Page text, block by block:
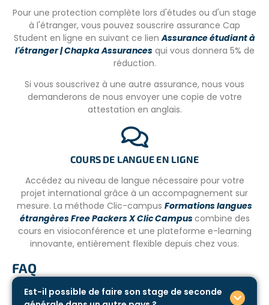
TRANSPORT
La distance entre le logement et le projet peut
selon la localisation des écoles (de 15 à 30 min).
minibus.
Dans la maison des volontaires, les chambres sont non
mixtes (filles et garçons séparés) et peuvent accueillir
maximum 6 garçons et 8 filles. Il est possible de
demander une chambre privée avec un supplément.
Toutes les chambres ont des climatiseurs, moustiquaires
et des casiers fermés à clé. Les chambres sont nettoyées
tous les jours.
disposent d’eau chaude.
Petit rappel, l’eau du robinet n’est pas potable !
Pour une protection complète lors d'études ou d'un stage
à l'étranger, vous pouvez souscrire assurance Cap
Student en ligne en suivant ce lienAssurance étudiant à
l'étranger | Chapka Assurancesqui vous donnera 5% de
réduction.
Si vous souscrivez à une autre assurance, nous vous
demanderons de nous envoyer une copie de votre
attestation en anglais.
COURS DE LANGUE EN LIGNE
Accédez au niveau de langue nécessaire pour votre
projet international grâce à un accompagnement sur
mesure. La méthode Clic-campus Formations langues
étrangères Free Packers X Clic Campuscombine des
cours en visioconférence et une plateforme e-learning
innovante, entièrement flexible depuis chez vous.
FAQ
Est-il possible de faire son stage de seconde